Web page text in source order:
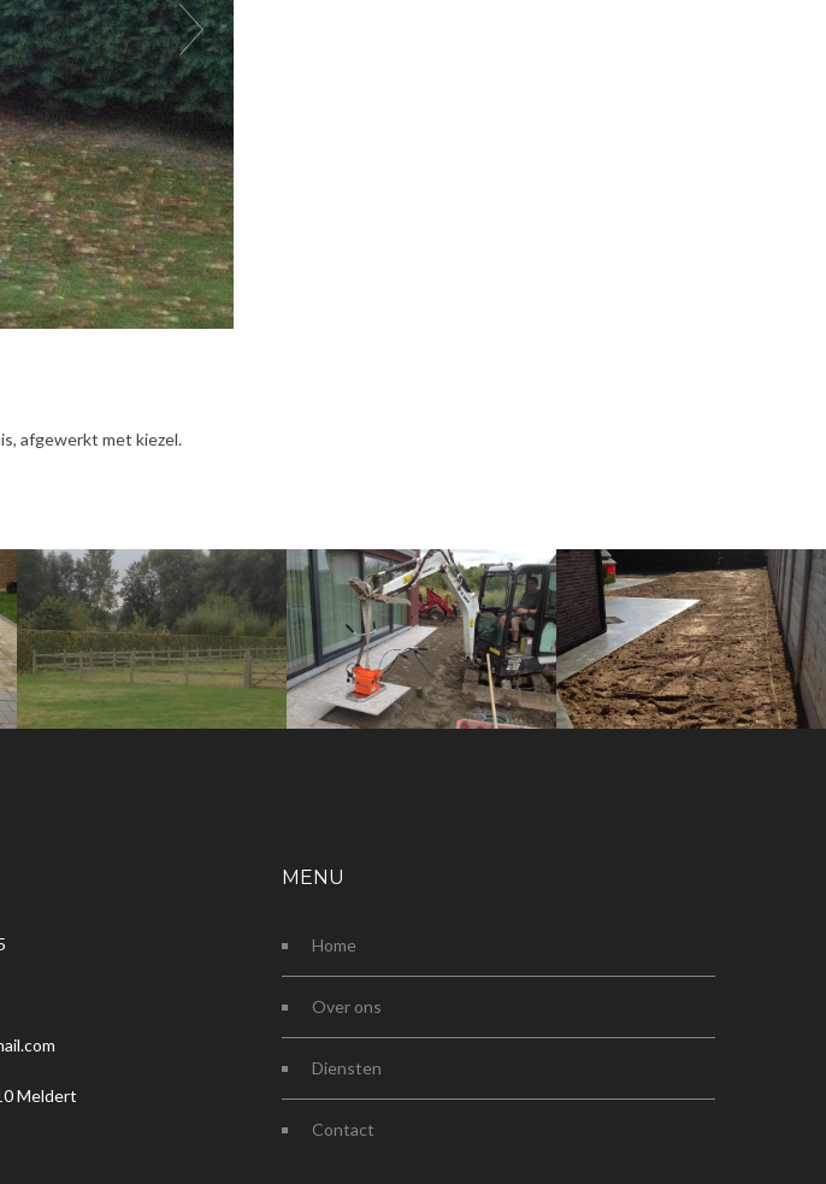
afgewerkt met kiezel.
SCHEREN VAN
HAGEN
AANLEG VAN
TERRAS IN
GROTE TEGELS
MET
VOLLEDIGE
OPKUIS VAN TUIN
MET NIEUWE
AFSLUITING EN
Meldert
MENU
Home
Over ons
Diensten
Contact